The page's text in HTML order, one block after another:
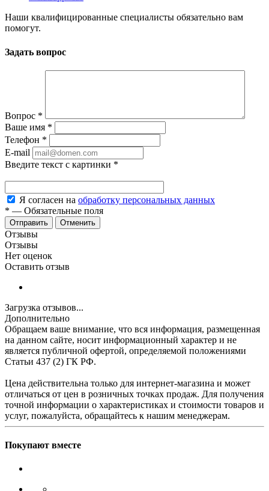
Наши квалифицированные специалисты обязательно вам
помогут.
Задать вопрос
Вопрос *
Ваше имя *
Телефон *
E-mail
Введите текст с картинки *
Я согласен на обработку персональных данных
* — Обязательные поля
Отменить
Отзывы
Отзывы
Нет оценок
Оставить отзыв
Загрузка отзывов...
Дополнительно
Обращаем ваше внимание, что вся информация, размещенная
на данном сайте, носит информационный характер и не
является публичной офертой, определяемой положениями
Статьи 437 (2) ГК РФ.
Цена действительна только для интернет-магазина и может
отличаться от цен в розничных точках продаж. Для получения
точной информации о характеристиках и стоимости товаров и
услуг, пожалуйста, обращайтесь к нашим менеджерам.
Покупают вместе